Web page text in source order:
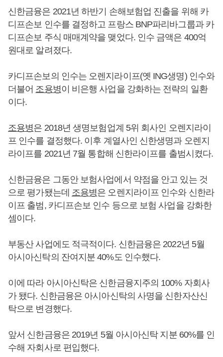
신한금융은 2021년 하반기 손해보험업 진출을 위해 카
디프손보 인수를 결정하고 프랑스 BNP파리바그룹과 카
디프손보 주식 매매계약을 맺었다. 인수 금액은 400억
원대로 알려졌다.
카디프손보의 인수는 오렌지라이프(옛 ING생명) 인수와
더불어 조용병이 비은행 사업을 강화하는 전략의 일환
이다.
조용병은 2018년 생명보험업계 5위 회사인 오렌지라이
프 인수를 결정했다. 이후 계열사인 신한생명과 오렌지
라이프를 2021년 7월 통합해 신한라이프를 출범시켰다.
신한금융은 그동안 보험사업에서 약점을 안고 있는 것
으로 평가됐는데 조용병은 오렌지라이프 인수와 신한라
이프 출범, 카디프손보 인수 등으로 보험 사업을 강화한
셈이다.
부동산 사업에도 적극적이다. 신한금융은 2022년 5월
아시아신탁의 잔여지분 40%도 인수했다.
이에 따라 아시아신탁은 신한금융지주의 100% 자회사
가 됐다. 신한금융은 아시아신탁의 사명을 신한자산신
탁으로 변경했다.
앞서 신한금융은 2019년 5월 아시아신탁 지분 60%를 인
수해 자회사로 편입했다.